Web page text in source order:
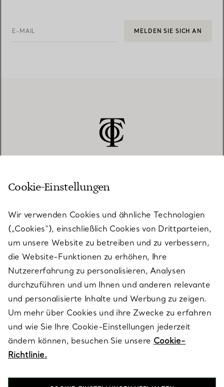
E-MAIL MELDEN SIE SICH AN
KUNDENSERVICE
SERVICES
ÜBER TIFFANY & CO.
RECHTLICHE HINWEISE
FOLGEN SIE UNS
Cookie-Einstellungen
Wir verwenden Cookies und ähnliche Technologien
(„Cookies“), einschließlich Cookies von Drittparteien,
um unsere Website zu betreiben und zu verbessern,
die Website-Funktionen zu erhöhen, Ihre
Nutzererfahrung zu personalisieren, Analysen
durchzuführen und um Ihnen und anderen relevante
und personalisierte Inhalte und Werbung zu zeigen.
Um mehr über Cookies und ihre Zwecke zu erfahren
und wie Sie Ihre Cookie-Einstellungen jederzeit
ändern können, besuchen Sie unsere Cookie-
Richtlinie.